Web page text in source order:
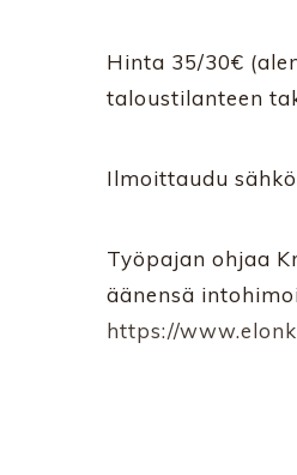
Hinta 35/30€
taloustilanteen
Ilmoittaudu
Työpajan ohjaa
äänensä
https://